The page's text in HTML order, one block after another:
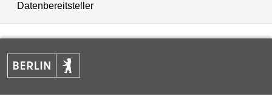
Datenbereitsteller